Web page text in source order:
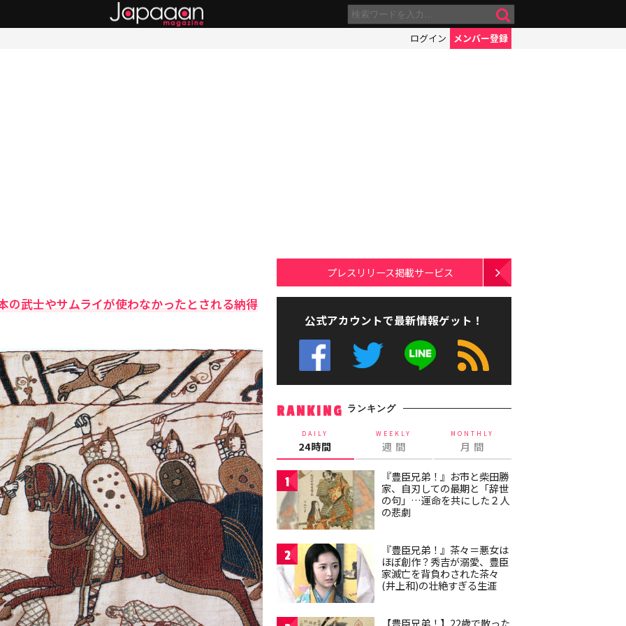
ログイン メンバー登録
の武士やサムライが使わなかったとされる納得
プレスリリース掲載サービス
公式アカウントで最新情報ゲット！
RANKING ランキング
DAILY
24時間
WEEKLY
週 間
MONTHLY
月 間
1
『豊臣兄弟！』お市と柴田勝
家、自刃しての最期と「辞世
の句」…運命を共にした２人
の悲劇
2
『豊臣兄弟！』茶々＝悪女は
ほぼ創作？秀吉が溺愛、豊臣
家滅亡を背負わされた茶々
(井上和)の壮絶すぎる生涯
【豊臣兄弟！】22歳で散った